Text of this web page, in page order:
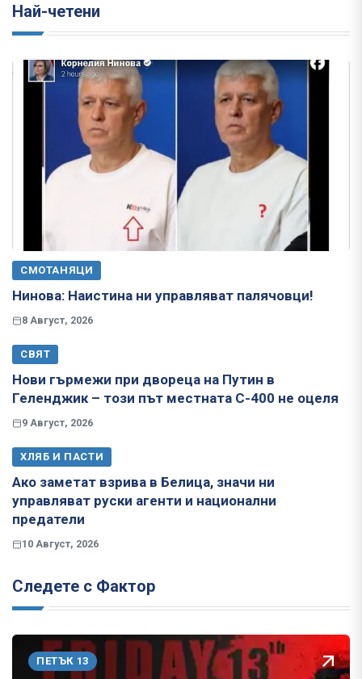
Най-четени
СМОТАНЯЦИ
Нинова: Наистина ни управляват палячовци!
8 Август, 2026
СВЯТ
Нови гърмежи при двореца на Путин в
Геленджик – този път местната С-400 не оцеля
9 Август, 2026
ХЛЯБ И ПАСТИ
Ако заметат взрива в Белица, значи ни
управляват руски агенти и национални
предатели
10 Август, 2026
Следете с Фактор
ПЕТЪК 13